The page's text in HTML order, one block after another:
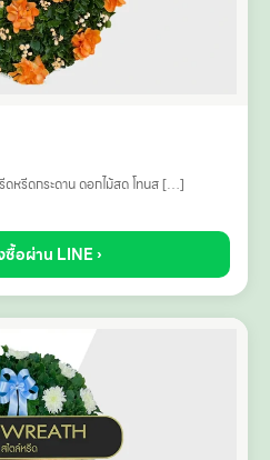
หรีดกระดาน ดอกไม้สด โทนส […]
ซื้อผ่าน LINE ›